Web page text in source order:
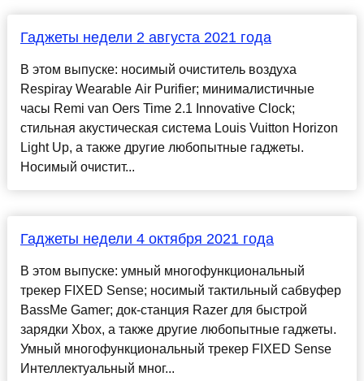
Гаджеты недели 2 августа 2021 года
В этом выпуске: носимый очиститель воздуха
Respiray Wearable Air Purifier; минималистичные
часы Remi van Oers Time 2.1 Innovative Clock;
стильная акустическая система Louis Vuitton Horizon
Light Up, а также другие любопытные гаджеты.
Носимый очистит...
Гаджеты недели 4 октября 2021 года
В этом выпуске: умный многофункциональный
трекер FIXED Sense; носимый тактильный сабвуфер
BassMe Gamer; док-станция Razer для быстрой
зарядки Xbox, а также другие любопытные гаджеты.
Умный многофункциональный трекер FIXED Sense
Интеллектуальный мног...